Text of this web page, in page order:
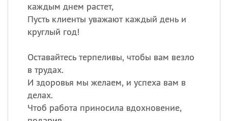
каждым днем растет,
Пусть клиенты уважают каждый день и
круглый год!
Оставайтесь терпеливы, чтобы вам везло
в трудах.
И здоровья мы желаем, и успеха вам в
делах.
Чтоб работа приносила вдохновение,